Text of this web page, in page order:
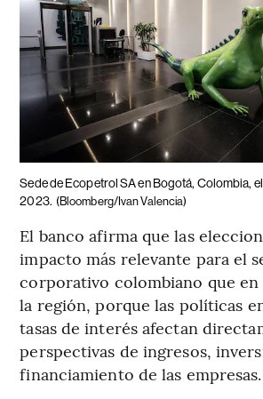
Sede de Ecopetrol SA en Bogotá, Colombia,
2023. (Bloomberg/Ivan Valencia)
El banco afirma que las
impacto más relevante para el
corporativo colombiano que en
la región, porque las políticas
tasas de interés afectan
perspectivas de ingresos,
financiamiento de las empresas.